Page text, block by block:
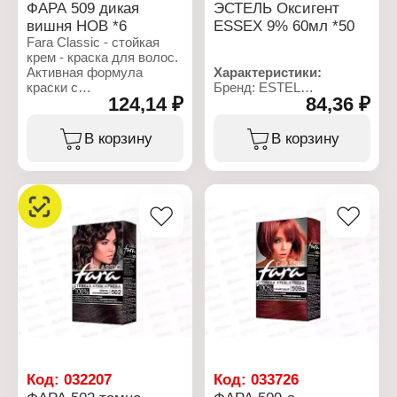
ФАРА 509 дикая
вишня НОВ *6
Fara Classic - стойкая
крем - краска для волос.
Активная формула
краски с
кондиционирующим
способствует более
глубокому
структуру волос,
обеспечивая
длительную защиту
цвета. Протеины
пшеницы
восстанавливают
структуру волос, делая
их здоровыми и
блестящими. Бальзам
"Закрепление цвета" с
молочка и 100%
натуральным маслом
124,14 ₽
В корзину
ЭСТЕЛЬ Оксигент
ESSEX 9% 60мл *50
Характеристики:
Бренд: ESTEL
Линейка: Ultra Blond
Тип товара: Оксигент
Вариация: 0,09
Объем: 60 мл
84,36 ₽
В корзину
Код: 032207
Код:033726